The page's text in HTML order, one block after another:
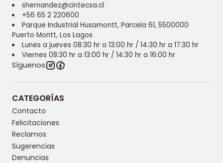
shernandez@cintecsa.cl
+56 65 2 220600
Parque Industrial Husamontt, Parcela 61, 5500000
Puerto Montt, Los Lagos
Lunes a jueves 08:30 hr a 13:00 hr / 14:30 hr a 17:30 hr
Viernes 08:30 hr a 13:00 hr / 14:30 hr a 16:00 hr
Síguenos
CATEGORÍAS
Contacto
Felicitaciones
Reclamos
Sugerencias
Denuncias